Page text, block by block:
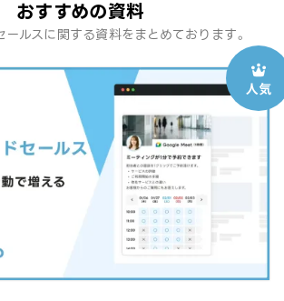
おすすめの資料
ルスに関する資料をまとめております。